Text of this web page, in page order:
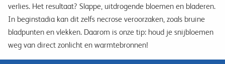
verlies. Het resultaat? Slappe, uitdrogende bloemen en bladeren.
In beginstadia kan dit zelfs necrose veroorzaken, zoals bruine
bladpunten en vlekken. Daarom is onze tip: houd je snijbloemen
weg van direct zonlicht en warmtebronnen!